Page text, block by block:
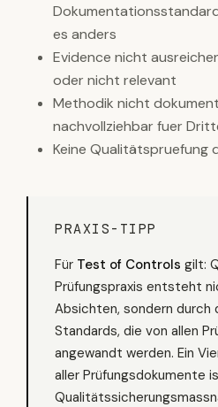
es anders
Evidence nicht
oder nicht relevant
Methodik nicht
nachvollziehbar fuer
Keine Qualitätspruefung
PRAXIS-TIPP
Für Test of Controls gilt:
Prüfungspraxis entsteht
Absichten, sondern durch
Standards, die von allen
angewandt werden. Ein
aller Prüfungsdokumente